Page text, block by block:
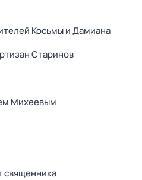
Косьмы и Дамиана
Старинов
Михеевым
священника